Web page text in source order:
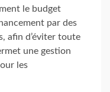
le budget
par des
afin d’éviter toute
une gestion
les